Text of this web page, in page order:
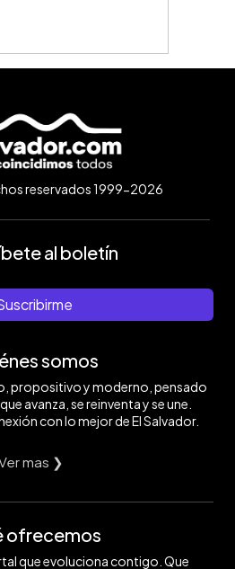
reservados 1999-2026
al boletín
somos
propositivo y moderno, pensado
avanza, se reinventa y se une.
con lo mejor de El Salvador.
mas ❯
ofrecemos
que evoluciona contigo. Que